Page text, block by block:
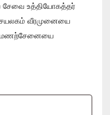
சேவை உத்தியோகத்தர்
வீரமுனையை
1 மணற்சேனையை